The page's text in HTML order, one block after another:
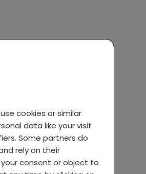
use cookies or similar
data like your visit
Some partners do
rely on their
consent or object to